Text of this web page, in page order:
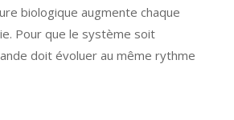
biologique augmente chaque
Pour que le système soit
doit évoluer au même rythme